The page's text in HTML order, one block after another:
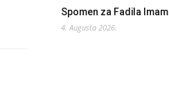
Spomen za Fadila
4. Augusta 2026.